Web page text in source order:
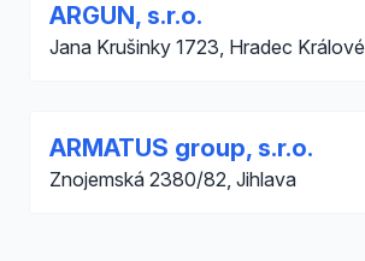
ARGUN, s.r.o.
Jana Krušinky 1723, Hradec Králové
ARMATUS group, s.r.o.
Znojemská 2380/82, Jihlava